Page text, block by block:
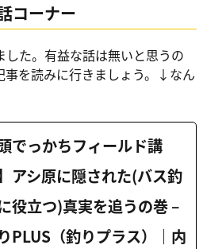
コーナー
た。有益な話は無いと思うの
事を読みに行きましょう。↓なん
頭でっかちフィールド講
アシ原に隠された(バス釣
役立つ)真実を追うの巻 –
PLUS（釣りプラス）｜内